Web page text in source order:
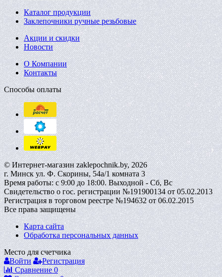
Каталог продукции
Заклепочники ручные резьбовые
Акции и скидки
Новости
О Компании
Контакты
Способы оплаты
© Интернет-магазин zaklepochnik.by, 2026
г. Минск ул. Ф. Скорины, 54а/1 комната 3
Время работы: с 9:00 до 18:00. Выходной - Сб, Вс
Свидетельство о гос. регистрации №191900134 от 05.02.2013
Регистрация в торговом реестре №194632 от 06.02.2015
Все права защищены
Карта сайта
Обработка персональных данных
Место для счетчика
Войти
Регистрация
Сравнение 0